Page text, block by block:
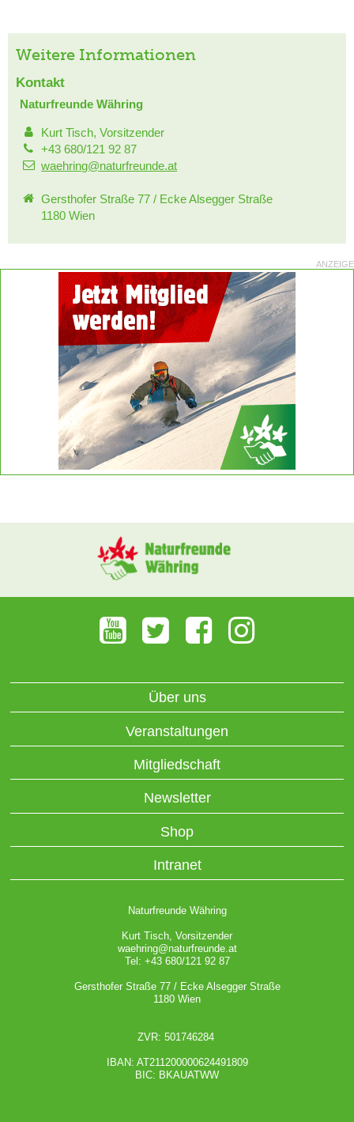
Weitere Informationen
Kontakt
Naturfreunde Währing
Kurt Tisch, Vorsitzender
+43 680/121 92 87
waehring@naturfreunde.at
Gersthofer Straße 77 / Ecke Alsegger Straße
1180 Wien
ANZEIGE
Über uns
Veranstaltungen
Mitgliedschaft
Newsletter
Shop
Intranet
Naturfreunde Währing
Kurt Tisch, Vorsitzender
waehring@naturfreunde.at
Tel: +43 680/121 92 87
Gersthofer Straße 77 / Ecke Alsegger Straße
1180 Wien
ZVR: 501746284
IBAN: AT211200000624491809
BIC: BKAUATWW